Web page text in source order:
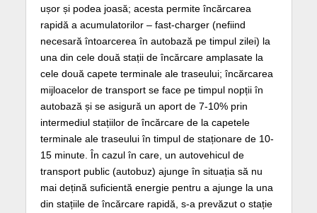
ușor și podea joasă; acesta permite încărcarea
rapidă a acumulatorilor – fast-charger (nefiind
necesară întoarcerea în autobază pe timpul zilei) la
una din cele două stații de încărcare amplasate la
cele două capete terminale ale traseului; încărcarea
mijloacelor de transport se face pe timpul nopții în
autobază și se asigură un aport de 7-10% prin
intermediul stațiilor de încărcare de la capetele
terminale ale traseului în timpul de staționare de 10-
15 minute. În cazul în care, un autovehicul de
transport public (autobuz) ajunge în situația să nu
mai dețină suficientă energie pentru a ajunge la una
din stațiile de încărcare rapidă, s-a prevăzut o stație